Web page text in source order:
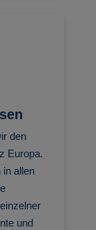
den
Europa.
in allen
und